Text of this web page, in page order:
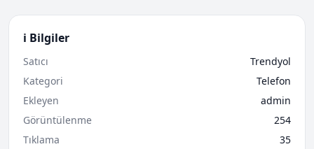
ℹ️ Bilgiler
Satıcı
Trendyol
Kategori
Telefon
Ekleyen
admin
Görüntülenme
254
Tıklama
35